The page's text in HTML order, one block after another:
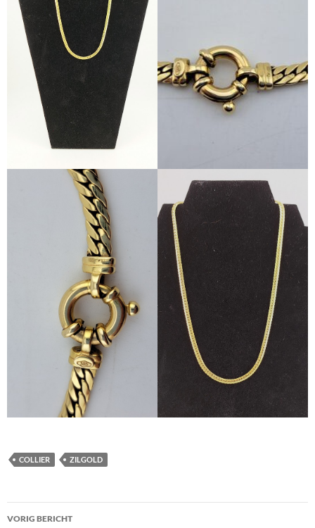
COLLIER ZILGOLD
Berichtnavigatie
VORIG BERICHT